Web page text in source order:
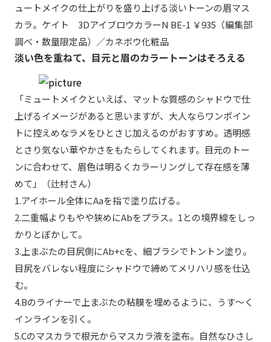
ュートメイクの仕上がりを盛り上げる淡いトーンの眉マス
カラ。ケイト 3DアイブロウカラーN BE-1 ￥935（編集部
調べ・数量限定品）／カネボウ化粧品
淡い色を重ねて、目元と眉のカラートーンはそろえる
「ミュートメイクといえば、マットな質感のシャドウで仕
上げるイメージがあると思いますが、大人ならワンポイン
トに控えめなラメをひとさじ加えるのがおすすめ。透明感
とさり気ない華やかさをもたらしてくれます。目元のトー
ンに合わせて、眉色は明るくカラーリングして存在感を薄
めて」（辻村さん）
1.アイホール全体にAaを指で塗り広げる。
2.二重幅よりもやや狭めにAbをプラス。1との境界線をしっ
かりとぼかして。
3.上まぶたの目尻側にAb+cを、細ブラシでトントン塗り。
目尻をバレない程度にシャドウで締めてメリハリ感を仕込
む。
4.Bのライナーで上まぶたの粘膜を埋めるように、うす～く
インラインを引く。
5.Cのマスカラで根元からマスカラ液を塗布。自然なひさし